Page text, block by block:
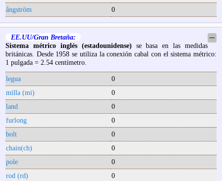
ångström
0
EE.UU/Gran Bretaña:
─
Sistema métrico inglés (estadounidense) se basa en las medidas
británicas. Desde 1958 se utiliza la conexión cabal con el sistema métrico:
1 pulgada = 2.54 centímetro.
legua
0
milla (mi)
0
land
0
furlong
0
bolt
0
chain(ch)
0
pole
0
rod (rd)
0